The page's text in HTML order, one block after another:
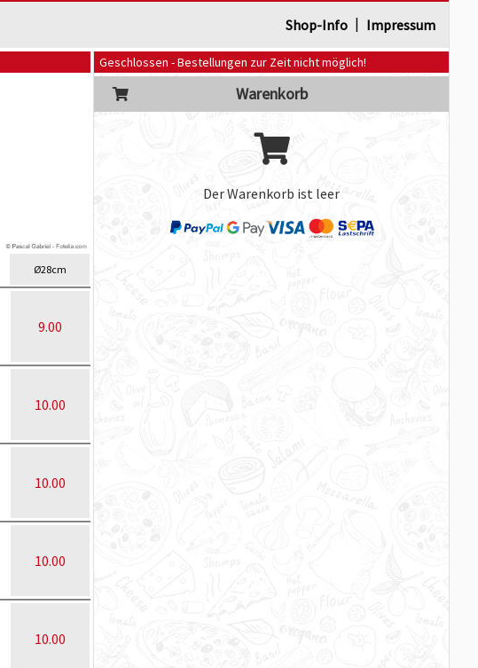
Shop-Info | Impressum
Geschlossen - Bestellungen zur Zeit nicht möglich!
Warenkorb
Der Warenkorb ist leer
Ø28cm
9.00
10.00
10.00
10.00
10.00